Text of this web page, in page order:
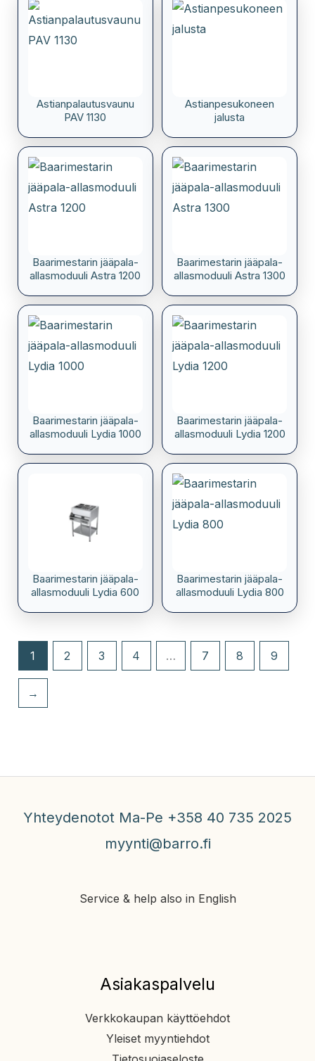
Astianpalautusvaunu
PAV 1130
Astianpesukoneen
jalusta
Baarimestarin jääpala-
allasmoduuli Astra 1200
Baarimestarin jääpala-
allasmoduuli Astra 1300
Baarimestarin jääpala-
allasmoduuli Lydia 1000
Baarimestarin jääpala-
allasmoduuli Lydia 1200
Baarimestarin jääpala-
allasmoduuli Lydia 600
Baarimestarin jääpala-
allasmoduuli Lydia 800
1 2 3 4 … 7 8 9
→
Yhteydenotot Ma-Pe +358 40 735 2025
myynti@barro.fi
Service & help also in English
Asiakaspalvelu
Verkkokaupan käyttöehdot
Yleiset myyntiehdot